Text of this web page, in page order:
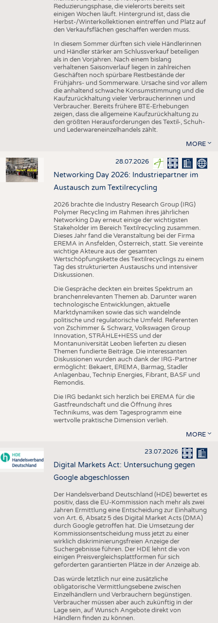
Reduzierungsphase, die vielerorts bereits seit
einigen Wochen läuft. Hintergrund ist, dass die
Herbst-/Winterkollektionen eintreffen und Platz auf
den Verkaufsflächen geschaffen werden muss.
In diesem Sommer dürften sich viele Händlerinnen
und Händler stärker am Schlussverkauf beteiligen
als in den Vorjahren. Nach einem bislang
verhaltenen Saisonverlauf liegen in zahlreichen
Geschäften noch spürbare Restbestände der
Frühjahrs- und Sommerware. Ursache sind vor allem
die anhaltend schwache Konsumstimmung und die
Kaufzurückhaltung vieler Verbraucherinnen und
Verbraucher. Bereits frühere BTE-Erhebungen
zeigen, dass die allgemeine Kaufzurückhaltung zu
den größten Herausforderungen des Textil-, Schuh-
und Lederwareneinzelhandels zählt.
MORE
28.07.2026
Networking Day 2026: Industriepartner im
Austausch zum Textilrecycling
2026 brachte die Industry Research Group (IRG)
Polymer Recycling im Rahmen ihres jährlichen
Networking Day erneut einige der wichtigsten
Stakeholder im Bereich Textilrecycling zusammen.
Dieses Jahr fand die Veranstaltung bei der Firma
EREMA in Ansfelden, Österreich, statt. Sie vereinte
wichtige Akteure aus der gesamten
Wertschöpfungskette des Textilrecyclings zu einem
Tag des strukturierten Austauschs und intensiver
Diskussionen.
Die Gespräche deckten ein breites Spektrum an
branchenrelevanten Themen ab. Darunter waren
technologische Entwicklungen, aktuelle
Marktdynamiken sowie das sich wandelnde
politische und regulatorische Umfeld. Referenten
von Zschimmer & Schwarz, Volkswagen Group
Innovation, STRÄHLE+HESS und der
Montanuniversität Leoben lieferten zu diesen
Themen fundierte Beiträge. Die interessanten
Diskussionen wurden auch dank der IRG-Partner
ermöglicht: Bekaert, EREMA, Barmag, Stadler
Anlagenbau, Technip Energies, Fibrant, BASF und
Remondis.
Die IRG bedankt sich herzlich bei EREMA für die
Gastfreundschaft und die Öffnung ihres
Technikums, was dem Tagesprogramm eine
wertvolle praktische Dimension verlieh.
MORE
23.07.2026
Digital Markets Act: Untersuchung gegen
Google abgeschlossen
Der Handelsverband Deutschland (HDE) bewertet es
positiv, dass die EU-Kommission nach mehr als zwei
Jahren Ermittlung eine Entscheidung zur Einhaltung
von Art. 6, Absatz 5 des Digital Market Acts (DMA)
durch Google getroffen hat. Die Umsetzung der
Kommissionsentscheidung muss jetzt zu einer
wirklich diskriminierungsfreien Anzeige der
Suchergebnisse führen. Der HDE lehnt die von
einigen Preisvergleichsplattformen für sich
geforderten garantierten Plätze in der Anzeige ab.
Das würde letztlich nur eine zusätzliche
obligatorische Vermittlungsebene zwischen
Einzelhändlern und Verbrauchern begünstigen.
Verbraucher müssen aber auch zukünftig in der
Lage sein, auf Wunsch Angebote direkt von
Händlern finden zu können.